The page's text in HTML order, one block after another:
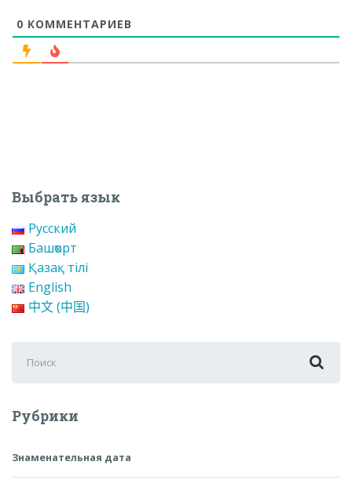
0 КОММЕНТАРИЕВ
Выбрать язык
Русский
Башҡорт
Қазақ тілі
English
中文 (中国)
для:
Рубрики
Знаменательная дата